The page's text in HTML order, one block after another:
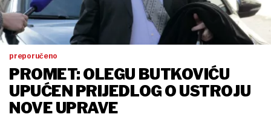
preporučeno
PROMET: OLEGU BUTKOVIĆU
UPUĆEN PRIJEDLOG O USTROJU
NOVE UPRAVE